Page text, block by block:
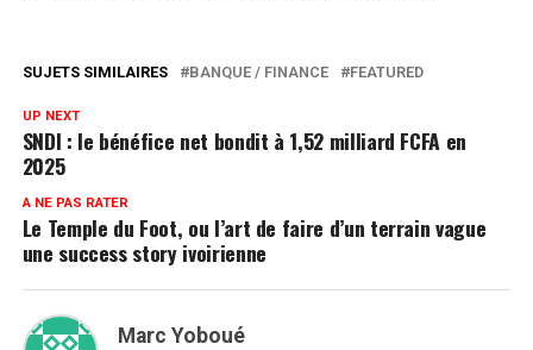
SUJETS SIMILAIRES BANQUE / FINANCE FEATURED
UP NEXT
SNDI : le bénéfice net bondit à 1,52 milliard FCFA en
2025
A NE PAS RATER
Le Temple du Foot, ou l’art de faire d’un terrain vague
une success story ivoirienne
Marc Yoboué